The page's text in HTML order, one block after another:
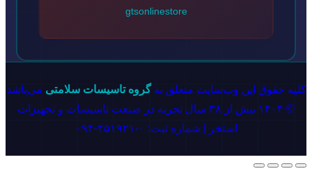
gtsonlinestore
کلیه حقوق این وب‌سایت متعلق بهگروه تاسیسات سلامتی می‌باشد
© ۱۴۰۴ بیش از ۳۸ سال تجربه در صنعت تاسیسات و تجهیزات
استخر | شماره ثبت: ۰-۴۵۱۹۲۱-۰۹۴